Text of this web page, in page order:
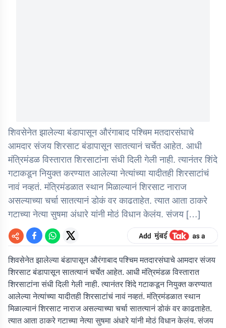
शिवसेनेत झालेल्या बंडापासून औरंगाबाद पश्चिम मतदारसंघाचे
आमदार संजय शिरसाट बंडापासून सातत्यानं चर्चेत आहेत. आधी
मंत्रिमंडळ विस्तारात शिरसाटांना संधी दिली गेली नाही. त्यानंतर शिंदे
गटाकडून नियुक्त करण्यात आलेल्या नेत्यांच्या यादीतही शिरसाटांचं
नावं नव्हतं. मंत्रिमंडळात स्थान मिळाल्यानं शिरसाट नाराज
असल्याच्या चर्चा सातत्यानं डोकं वर काढताहेत. त्यात आता ठाकरे
गटाच्या नेत्या सुषमा अंधारे यांनी मोठं विधान केलंय. संजय […]
शिवसेनेत झालेल्या बंडापासून औरंगाबाद पश्चिम मतदारसंघाचे आमदार संजय
शिरसाट बंडापासून सातत्यानं चर्चेत आहेत. आधी मंत्रिमंडळ विस्तारात
शिरसाटांना संधी दिली गेली नाही. त्यानंतर शिंदे गटाकडून नियुक्त करण्यात
आलेल्या नेत्यांच्या यादीतही शिरसाटांचं नावं नव्हतं. मंत्रिमंडळात स्थान
मिळाल्यानं शिरसाट नाराज असल्याच्या चर्चा सातत्यानं डोकं वर काढताहेत.
त्यात आता ठाकरे गटाच्या नेत्या सुषमा अंधारे यांनी मोठं विधान केलंय. संजय